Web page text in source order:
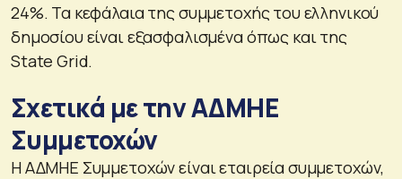
24%. Τα κεφάλαια της συμμετοχής του ελληνικού
δημοσίου είναι εξασφαλισμένα όπως και της
State Grid.
Σχετικά με την ΑΔΜΗΕ
Συμμετοχών
Η ΑΔΜΗΕ Συμμετοχών είναι εταιρεία συμμετοχών,